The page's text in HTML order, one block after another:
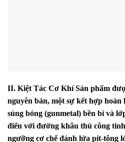
II. Kiệt Tác Cơ KhíSản phẩm
nguyên bản, một sự kết hợp hoàn
súng bóng (gunmetal) bền bỉ và
điển với đường khâu thủ công
ngưỡng cơ chế đánh lửa pít-tông